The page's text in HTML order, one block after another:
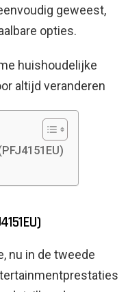
geweest,
opties.
huishoudelijke
altijd veranderen
nu in de tweede